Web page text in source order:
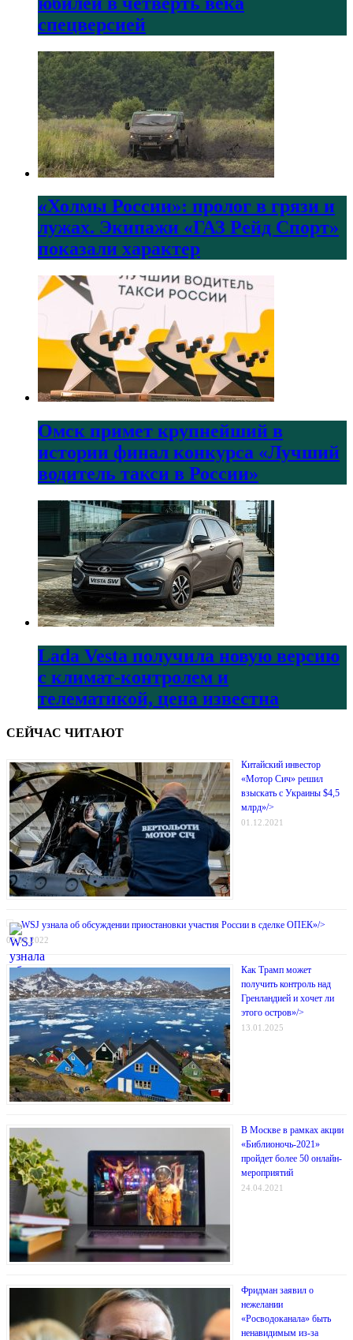
спецверсией
«Холмы России»: пролог в грязи и
лужах. Экипажи «ГАЗ Рейд Спорт»
показали характер
Омск примет крупнейший в
истории финал конкурса «Лучший
водитель такси в России»
Lada Vesta получила новую версию
с климат-контролем и
телематикой, цена известна
СЕЙЧАС ЧИТАЮТ
Китайский инвестор
«Мотор Сич» решил
взыскать с Украины $4,5
млрд»/>
01.12.2021
WSJ узнала об обсуждении приостановки участия России в сделке ОПЕК»/>
03.06.2022
Как Трамп может
получить контроль над
Гренландией и хочет ли
этого остров»/>
13.01.2025
В Москве в рамках акции
«Библионочь-2021»
пройдет более 50 онлайн-
мероприятий
24.04.2021
Фридман заявил о
нежелании
«Росводоканала» быть
ненавидимым из-за